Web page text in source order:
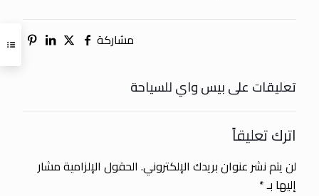
مشاركة
تعليقات على بيس واي للسياحة
اترك تعليقاً
لن يتم نشر عنوان بريدك الإلكتروني. الحقول الإلزامية مشار
إليها بـ*